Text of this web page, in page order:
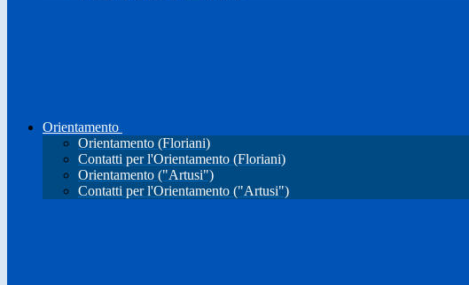
Orientamento
Orientamento (Floriani)
Contatti per l'Orientamento (Floriani)
Orientamento ("Artusi")
Contatti per l'Orientamento ("Artusi")